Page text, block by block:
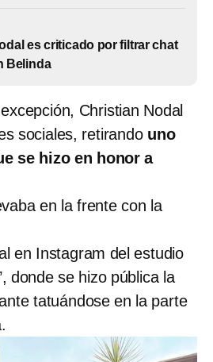
es criticado por filtrar chat
Belinda
Christian Nodal
sociales, retirando uno
se hizo en honor a
en la frente con la
en Instagram del estudio
donde se hizo pública la
tatuándose en la parte